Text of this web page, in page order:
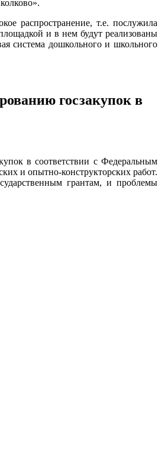
распространение, т.е. послужила
и в нем будут реализованы
система дошкольного и школьного
госзакупок в
в соответствии с Федеральным
и опытно-конструкторских работ.
грантам, и проблемы